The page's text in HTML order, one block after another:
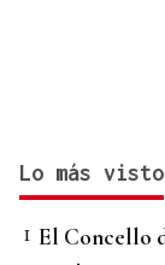
Lo más visto
El Concello